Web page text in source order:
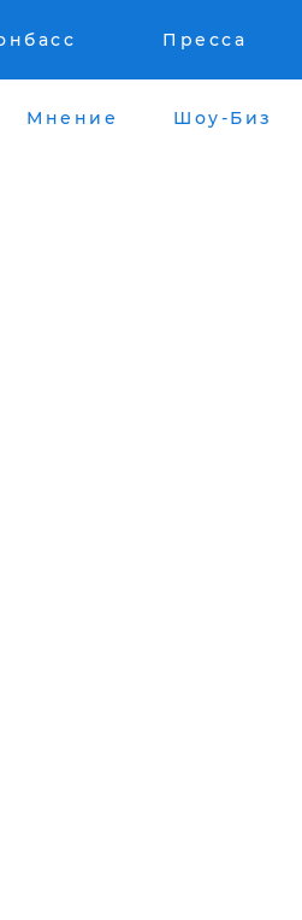
Пресса
Мнение Шоу-Биз